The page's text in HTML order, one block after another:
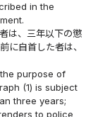
in the
は、三年以下の懲
に自首した者は、
purpose of
(1) is subject
three years;
to police